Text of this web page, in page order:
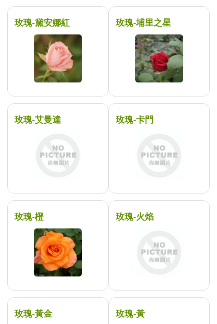
玫瑰-黛安娜紅 玫瑰-埔里之星
玫瑰-艾曼達 玫瑰-卡門
玫瑰-橙 玫瑰-火焰
玫瑰-黃金 玫瑰-黃